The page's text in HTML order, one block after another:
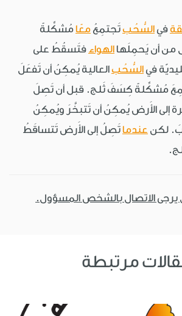
في السُّحُبتَجتمِعُ معًامُشكِّلةً
من أن يَحمِلَها الهواء فتَسقُطُ على
في السُّحُبالعالية يُمكِنُ أن تَفعَلَ
مُشكِّلةً كِسَفَ ثَلج. قبل أن تَصِلَ
إلى الأَرض يُمكِنُ أن تَتبخَّرَ ويُمكِنُ
لكن عندماتَصِلُ إلى الأَرض تَتساقَطُ
يرجى الاتصال بالشخص المسؤول.
مرتبطة